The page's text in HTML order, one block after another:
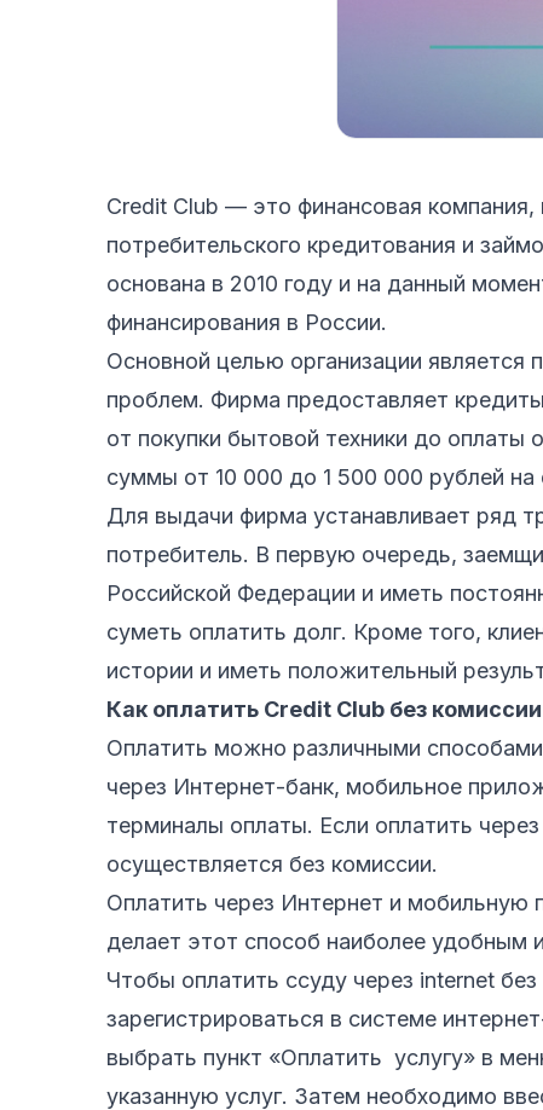
Credit Club — это финансовая компания,
потребительского кредитования и
основана в 2010 году и на данный
финансирования в России.
Основной целью организации
проблем. Фирма предоставляет
от покупки бытовой техники до оплаты
суммы от 10 000 до 1 500 000 рублей
Для выдачи фирма устанавливает ряд
потребитель. В первую очередь,
Российской Федерации и иметь
суметь оплатить долг. Кроме того,
истории и иметь положительный
Как оплатить Credit Club без комиссии
Оплатить можно различными
через Интернет-банк, мобильное
терминалы оплаты. Если оплатить
осуществляется без комиссии.
Оплатить через Интернет и
делает этот способ наиболее удобным
Чтобы оплатить ссуду через internet
зарегистрироваться в системе
выбрать пункт «Оплатить услугу» в
указанную услуг. Затем необходимо